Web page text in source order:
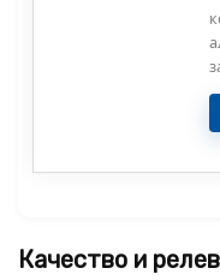
Качество и